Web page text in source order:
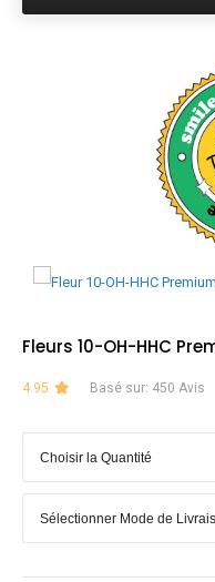
Fleurs 10-OH-HHC
4.95 Basé sur: 450 Avis